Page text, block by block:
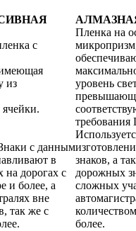
с
из
с данным
в
на дорогах с
и более, а
вне
так же с
Пленка на
уровень
знаков, а
дорожных
сложных
более.